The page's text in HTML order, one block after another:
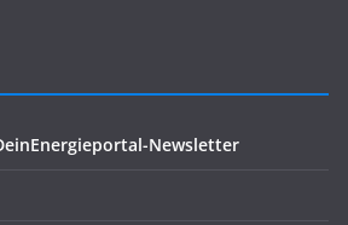
Newsletter